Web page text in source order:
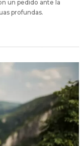
un pedido ante la
profundas.